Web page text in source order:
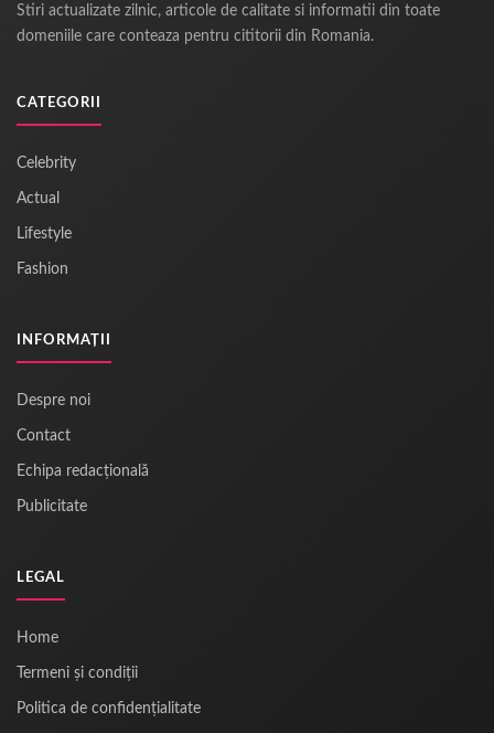
Stiri actualizate zilnic, articole de calitate si informatii din toate
domeniile care conteaza pentru cititorii din Romania.
CATEGORII
Celebrity
Actual
Lifestyle
Fashion
INFORMAȚII
Despre noi
Contact
Echipa redacțională
Publicitate
LEGAL
Home
Termeni și condiții
Politica de confidențialitate